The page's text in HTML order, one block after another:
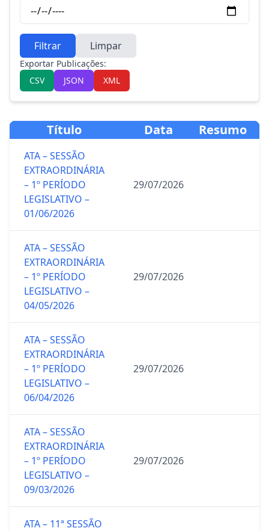
Filtrar Limpar
Exportar Publicações:
CSV
JSON XML
Título Data Resumo
ATA – SESSÃO
EXTRAORDINÁRIA
– 1º PERÍODO
LEGISLATIVO –
01/06/2026
29/07/2026
ATA – SESSÃO
EXTRAORDINÁRIA
– 1º PERÍODO
LEGISLATIVO –
04/05/2026
29/07/2026
ATA – SESSÃO
EXTRAORDINÁRIA
– 1º PERÍODO
LEGISLATIVO –
06/04/2026
29/07/2026
ATA – SESSÃO
EXTRAORDINÁRIA
– 1º PERÍODO
LEGISLATIVO –
09/03/2026
29/07/2026
ATA – 11ª SESSÃO